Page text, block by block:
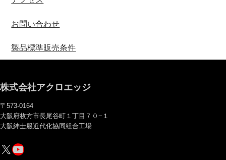
お問い合わせ
製品標準販売条件
株式会社アクロエッジ
〒573-0164
大阪府枚方市長尾谷町１丁目７０−１
大阪紳士服近代化協同組合工場
X YouTube